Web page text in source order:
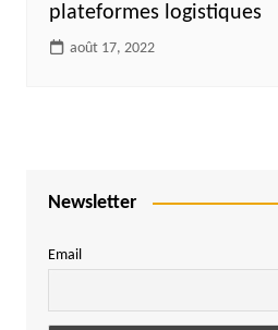
plateformes logistiques
août 17, 2022
Newsletter
Email